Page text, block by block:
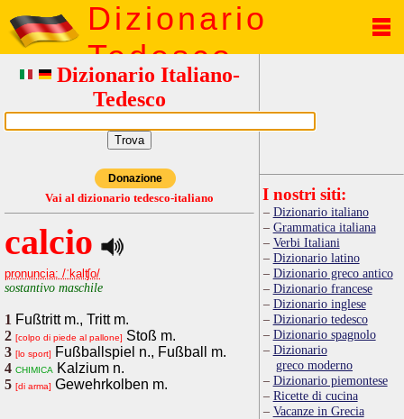
Dizionario
Tedesco
Dizionario Italiano-
Tedesco
Donazione
Vai al dizionario tedesco-italiano
calcio
pronuncia: /ˈkalʧo/
sostantivo maschile
1 Fußtritt m., Tritt m.
2 [colpo di piede al pallone] Stoß m.
3 [lo sport]
Fußballspiel n., Fußball m.
4 chimica Kalzium n.
5 [di arma] Gewehrkolben m.
I nostri siti:
Dizionario italiano
Grammatica italiana
Verbi Italiani
Dizionario latino
Dizionario greco antico
Dizionario francese
Dizionario inglese
Dizionario tedesco
Dizionario spagnolo
Dizionario
greco moderno
Dizionario piemontese
Ricette di cucina
Vacanze in Grecia